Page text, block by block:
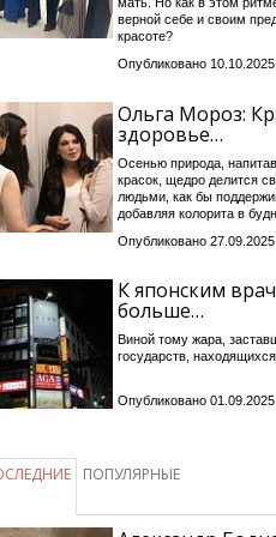
верной себе и своим
красоте?
Опубликовано
Ольга Мороз:
здоровье…
Осенью природа,
красок, щедро делится
людьми, как бы
добавляя колорита в
Опубликовано
К японским
больше…
Виной тому жара,
государств,
Опубликовано
ПОПУЛЯРНЫЕ